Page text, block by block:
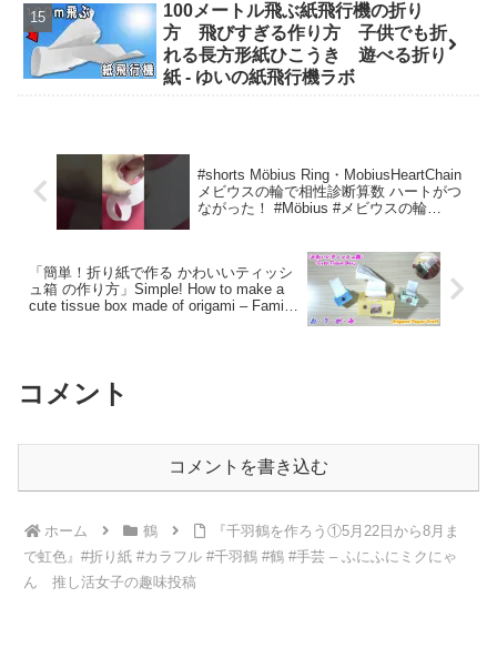
100メートル飛ぶ紙飛行機の折り
方 飛びすぎる作り方 子供でも折
れる長方形紙ひこうき 遊べる折り
紙 - ゆいの紙飛行機ラボ
#shorts Möbius Ring・MobiusHeartChain
メビウスの輪で相性診断算数 ハートがつ
ながった！ #Möbius #メビウスの輪
「簡単！折り紙で作る かわいいティッシ
ュ箱 の作り方」Simple! How to make a
cute tissue box made of origami – Family
コメント
コメントを書き込む
ホーム 鶴
『千羽鶴を作ろう①5月22日から8月ま
で虹色』#折り紙 #カラフル #千羽鶴 #鶴 #手芸 – ふにふにミクにゃ
ん 推し活女子の趣味投稿